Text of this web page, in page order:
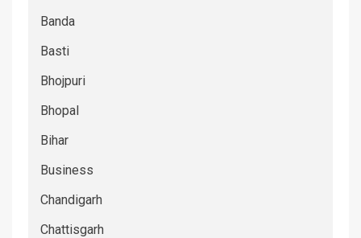
Banda
Basti
Bhojpuri
Bhopal
Bihar
Business
Chandigarh
Chattisgarh